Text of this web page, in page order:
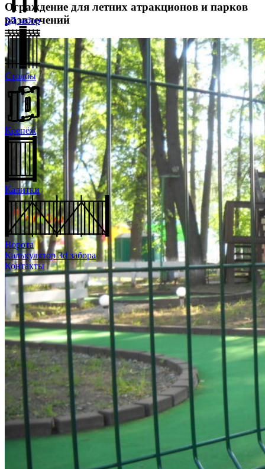
3Д забор
Столбы
Крепёж
Калитки
Ворота
Калькулятор 3d забора
Контакты
Ограждение для летних атракционов и парков
развлечений